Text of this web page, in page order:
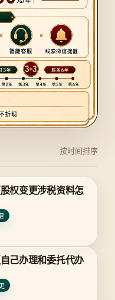
按时间排序
权变更涉税资料怎
己办理和委托代办